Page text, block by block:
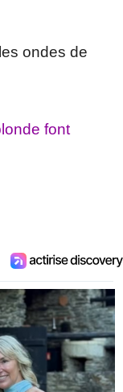
ondes de
font